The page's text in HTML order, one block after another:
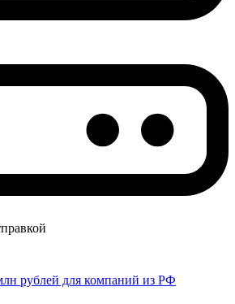
рублей для компаний из РФ